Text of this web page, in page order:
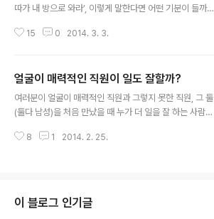
따가 내 방으로 와라’, 이렇게 말한다면 어떤 기분이 들까
그때부터 긴장하면서 상사에게 ‘혼날’ 준비를 단단히 하고
여러분에게 오늘 진행했던 회의에서 좋은 아이디어를 낸
것에 대해 칭찬하고 더 발전적인 이야기를 나누기 위해서
여러분을 부른 것인지도 모르는데 말입니다. 이렇게 상사
기’를 부정적인 피드백으로 생각하는 경향이 있습니다. 예
15 0 2014. 3. 3.
얼굴이 매력적인 직원이 일도 잘할까?
여러분이 얼굴이 매력적인 직원과 그렇지 못한 직원, 그 둘
(둘다 남성)을 처음 만났을 때 누가 더 일을 잘 하는 사람이
는 그다지 상관이 없다고 여기거나, 매력적인 사람일수록
하지만 이러한 편견에 의문을 던지는 연구 결과가 최근에
제시되었습니다. 비록 직장에서 일하는 사람이 아니라 사
8 1 2014. 2. 25.
이 블로그 인기글